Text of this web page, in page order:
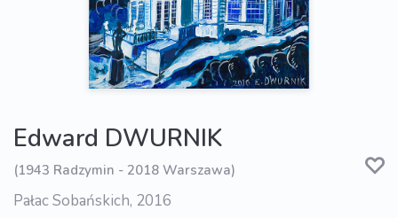
Edward DWURNIK
(1943 Radzymin - 2018 Warszawa)
Pałac Sobańskich, 2016